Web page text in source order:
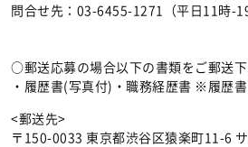
問合せ先：03-6455-1271（平日11時-19
○郵送応募の場合以下の書類をご郵送下
・履歴書(写真付)・職務経歴書 ※履歴
<郵送先>
〒150-0033 東京都渋谷区猿楽町11-6